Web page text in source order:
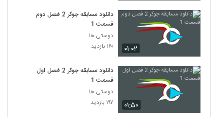
۰۱:۰۲
دانلود مسابقه جوکر 2 فصل دوم
قسمت 1
دوستی ها
۱۶۰ بازدید
۰۱:۵۰
دانلود مسابقه جوکر 2 فصل اول
قسمت 1
دوستی ها
۱۹۷ بازدید